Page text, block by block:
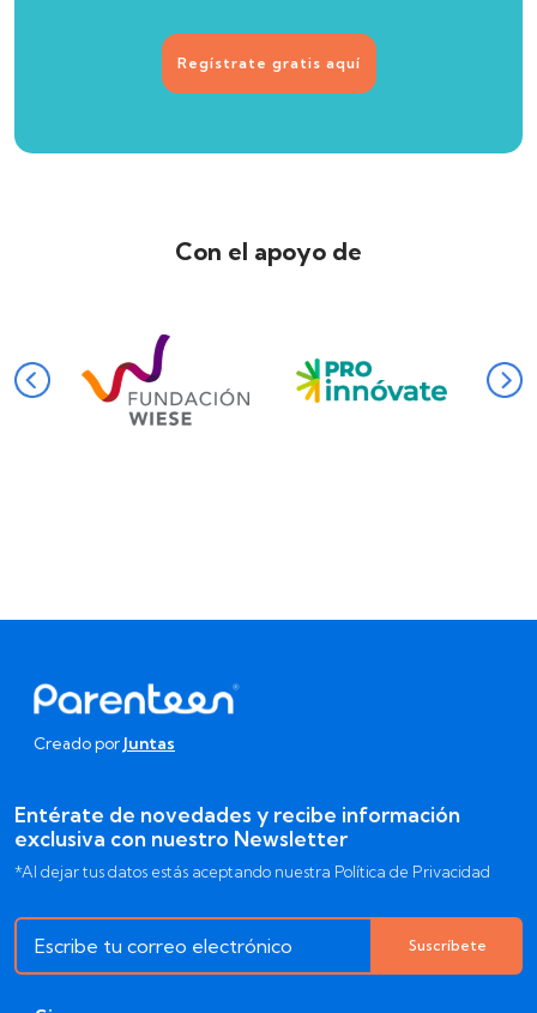
Regístrate gratis aquí
Con el apoyo de
Creado porJuntas
Entérate de novedades y recibe información
exclusiva con nuestro Newsletter
*Al dejar tus datos estás aceptando nuestra Política de Privacidad
Suscríbete